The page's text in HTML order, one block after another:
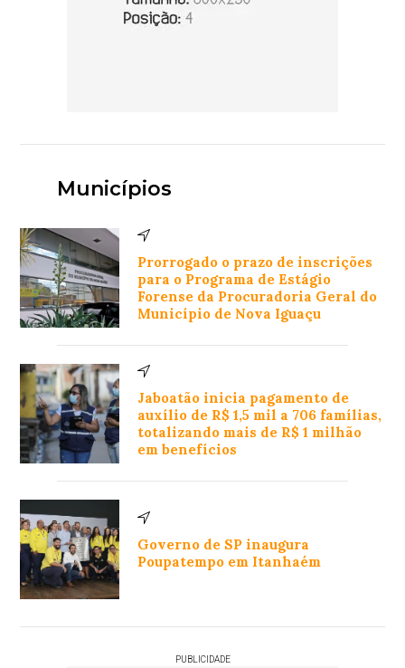
Municípios
Prorrogado o prazo de inscrições
para o Programa de Estágio
Forense da Procuradoria Geral do
Município de Nova Iguaçu
Jaboatão inicia pagamento de
auxílio de R$ 1,5 mil a 706 famílias,
totalizando mais de R$ 1 milhão
em benefícios
Governo de SP inaugura
Poupatempo em Itanhaém
PUBLICIDADE